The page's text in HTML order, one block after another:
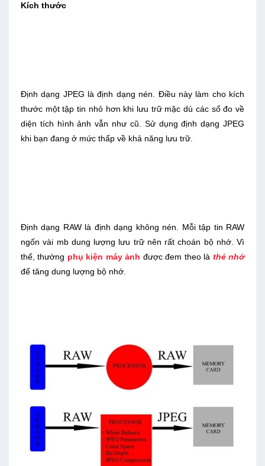
Kích thước
Ðịnh dạng JPEG là định dạng nén. Ðiều này làm cho kích
thước một tập tin nhỏ hơn khi lưu trữ mặc dù các số đo về
diện tích hình ảnh vẫn như cũ. Sử dụng định dạng JPEG
khi bạn đang ở mức thấp về khả năng lưu trữ.
Ðịnh dạng RAW là định dạng không nén. Mỗi tập tin RAW
ngốn vài mb dung lượng lưu trữ nên rất choán bộ nhớ. Vì
thế, thường phụ kiện máy ảnh được đem theo là thẻ nhớ
để tăng dung lượng bộ nhớ.